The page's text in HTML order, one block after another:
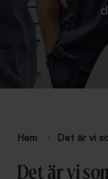
Hem Det är vi
Det är vi